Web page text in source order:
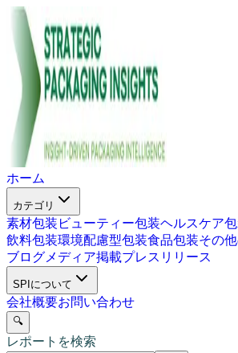
ホーム
カテゴリ
素材包装 ビューティー包装ヘルスケア
飲料包装環境配慮型包装食品包装その
ブログメディア掲載プレスリリース
SPIについて
会社概要お問い合わせ
🔍
レポートを検索